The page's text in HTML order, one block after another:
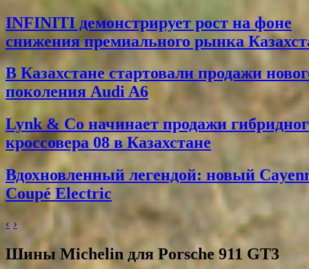
INFINITI демонстрирует рост на фоне
снижения премиального рынка
В Казахстане стартовали продажи
поколения Audi A6
Lynk & Co начинает продажи
кроссовера 08 в Казахстане
Вдохновленный легендой: новый
Coupé Electric
‹ ›
Шины Michelin для Porsche 911 GT3